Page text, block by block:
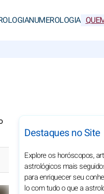
NUMEROLOGIA
Destaques no Site
Explore os horóscopos,
astrológicos mais
para enriquecer seu
lo com tudo o que a